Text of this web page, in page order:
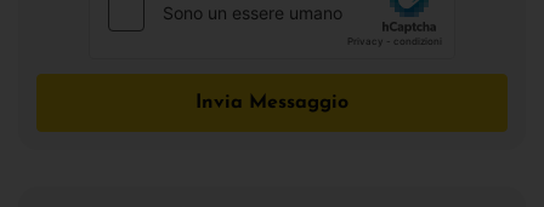
Invia Messaggio